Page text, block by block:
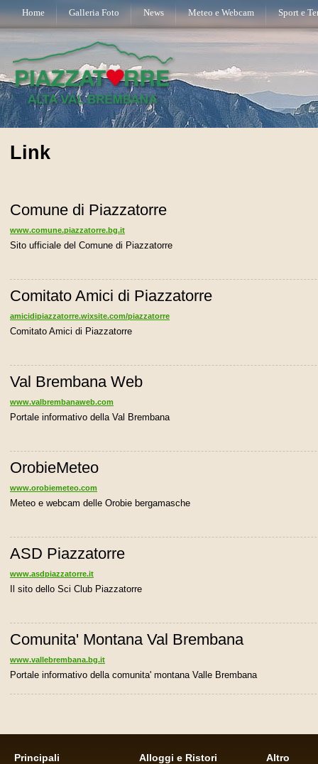
Home Galleria Foto News Meteo e Webcam Sport e
Link
Comune di Piazzatorre
www.comune.piazzatorre.bg.it
Sito ufficiale del Comune di Piazzatorre
Comitato Amici di Piazzatorre
amicidipiazzatorre.wixsite.com/piazzatorre
Comitato Amici di Piazzatorre
Val Brembana Web
www.valbrembanaweb.com
Portale informativo della Val Brembana
OrobieMeteo
www.orobiemeteo.com
Meteo e webcam delle Orobie bergamasche
ASD Piazzatorre
www.asdpiazzatorre.it
Il sito dello Sci Club Piazzatorre
Comunita' Montana Val Brembana
www.vallebrembana.bg.it
Portale informativo della comunita' montana Valle Brembana
Principali Alloggi e Ristori Altro